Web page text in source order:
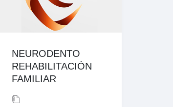
NEURODENTO
REHABILITACIÓN
FAMILIAR